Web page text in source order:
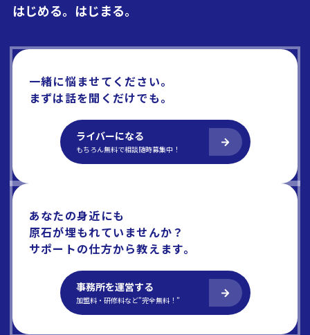
はじめる。はじまる。
一緒に悩ませてください。
まずは話を聞くだけでも。
ライバーになる
もちろん無料で相談随時募集中！
あなたの身近にも
原石が埋もれていませんか？
サポートの仕方から教えます。
事務所を運営する
加盟料・研修料など”完全無料！”